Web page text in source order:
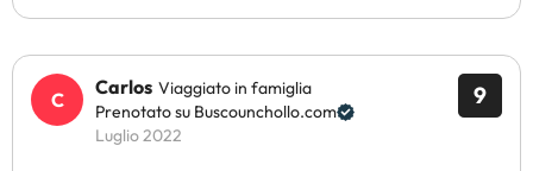
9
Carlos Viaggiato in famiglia
Prenotato su Buscounchollo.com
Luglio 2022